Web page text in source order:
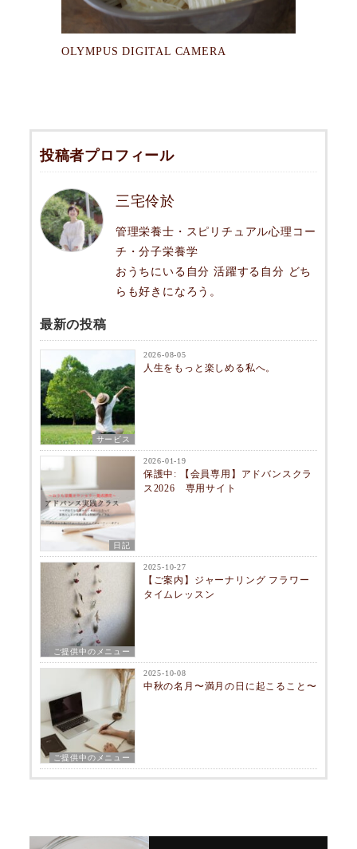
OLYMPUS DIGITAL CAMERA
投稿者プロフィール
三宅伶於
管理栄養士・スピリチュアル心理コー
チ・分子栄養学
おうちにいる自分 活躍する自分 どち
らも好きになろう。
最新の投稿
サービス
2026-08-05
人生をもっと楽しめる私へ。
日記
2026-01-19
保護中: 【会員専用】アドバンスクラ
ス2026 専用サイト
ご提供中のメニュー
2025-10-27
【ご案内】ジャーナリング フラワー
タイムレッスン
ご提供中のメニュー
2025-10-08
中秋の名月〜満月の日に起こること〜